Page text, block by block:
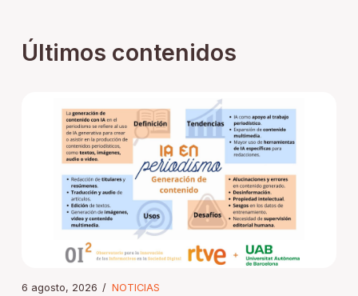
Últimos contenidos
6 agosto, 2026 / NOTICIAS